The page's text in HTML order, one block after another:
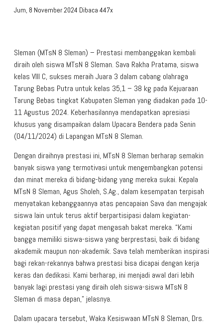
PPID
Jum, 8 November 2024 Dibaca 447x
Sleman (MTsN 8 Sleman) – Prestasi membanggakan kembali
diraih oleh siswa MTsN 8 Sleman. Sava Rakha Pratama, siswa
kelas VIII C, sukses meraih Juara 3 dalam cabang olahraga
Tarung Bebas Putra untuk kelas 35,1 – 38 kg pada Kejuaraan
Tarung Bebas tingkat Kabupaten Sleman yang diadakan pada 10-
11 Agustus 2024. Keberhasilannya mendapatkan apresiasi
khusus yang disampaikan dalam Upacara Bendera pada Senin
(04/11/2024) di Lapangan MTsN 8 Sleman.
Dengan diraihnya prestasi ini, MTsN 8 Sleman berharap semakin
banyak siswa yang termotivasi untuk mengembangkan potensi
dan minat mereka di bidang-bidang yang mereka sukai. Kepala
MTsN 8 Sleman, Agus Sholeh, S.Ag., dalam kesempatan terpisah
menyatakan kebanggaannya atas pencapaian Sava dan mengajak
siswa lain untuk terus aktif berpartisipasi dalam kegiatan-
kegiatan positif yang dapat mengasah bakat mereka. “Kami
bangga memiliki siswa-siswa yang berprestasi, baik di bidang
akademik maupun non-akademik. Sava telah memberikan inspirasi
bagi rekan-rekannya bahwa prestasi bisa dicapai dengan kerja
keras dan dedikasi. Kami berharap, ini menjadi awal dari lebih
banyak lagi prestasi yang diraih oleh siswa-siswa MTsN 8
Sleman di masa depan,” jelasnya.
Dalam upacara tersebut, Waka Kesiswaan MTsN 8 Sleman, Drs.